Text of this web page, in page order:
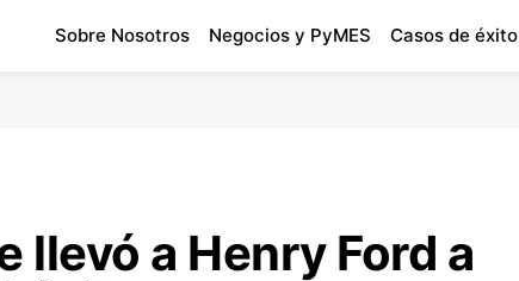
Sobre Nosotros Negocios y PyMES Casos de éxito
llevó a Henry Ford a